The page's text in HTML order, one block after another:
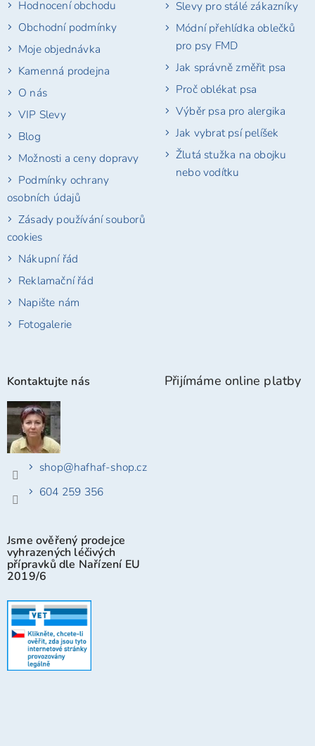
Hodnocení obchodu
Obchodní podmínky
Moje objednávka
Kamenná prodejna
O nás
VIP Slevy
Blog
Možnosti a ceny dopravy
Podmínky ochrany
osobních údajů
Zásady používání souborů
cookies
Nákupní řád
Reklamační řád
Napište nám
Fotogalerie
Slevy pro stálé zákazníky
Módní přehlídka oblečků
pro psy FMD
Jak správně změřit psa
Proč oblékat psa
Výběr psa pro alergika
Jak vybrat psí pelíšek
Žlutá stužka na obojku
nebo vodítku
Kontaktujte nás
shop@hafhaf-shop.cz
604 259 356
Jsme ověřený prodejce
vyhrazených léčivých
přípravků dle Nařízení EU
2019/6
Přijímáme online platby